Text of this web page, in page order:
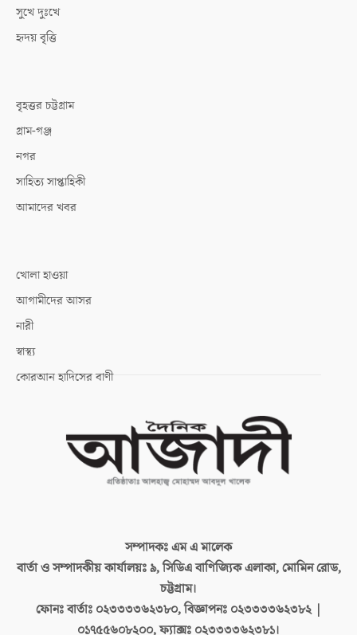
সুখে দুঃখে
হৃদয় বৃত্তি
বৃহত্তর চট্টগ্রাম
গ্রাম-গঞ্জ
নগর
সাহিত্য সাপ্তাহিকী
আমাদের খবর
খোলা হাওয়া
আগামীদের আসর
নারী
স্বাস্থ্য
কোরআন হাদিসের বাণী
সম্পাদকঃএম এ মালেক
বার্তা ও সম্পাদকীয় কার্যালয়ঃ৯, সিডিএ বাণিজ্যিক এলাকা, মোমিন রোড,
চট্টগ্রাম।
ফোনঃ বার্তাঃ ০২৩৩৩৩৬২৩৮০, বিজ্ঞাপনঃ ০২৩৩৩৩৬২৩৮২ |
০১৭৫৫৬০৮২০০, ফ্যাক্সঃ ০২৩৩৩৩৬২৩৮১।